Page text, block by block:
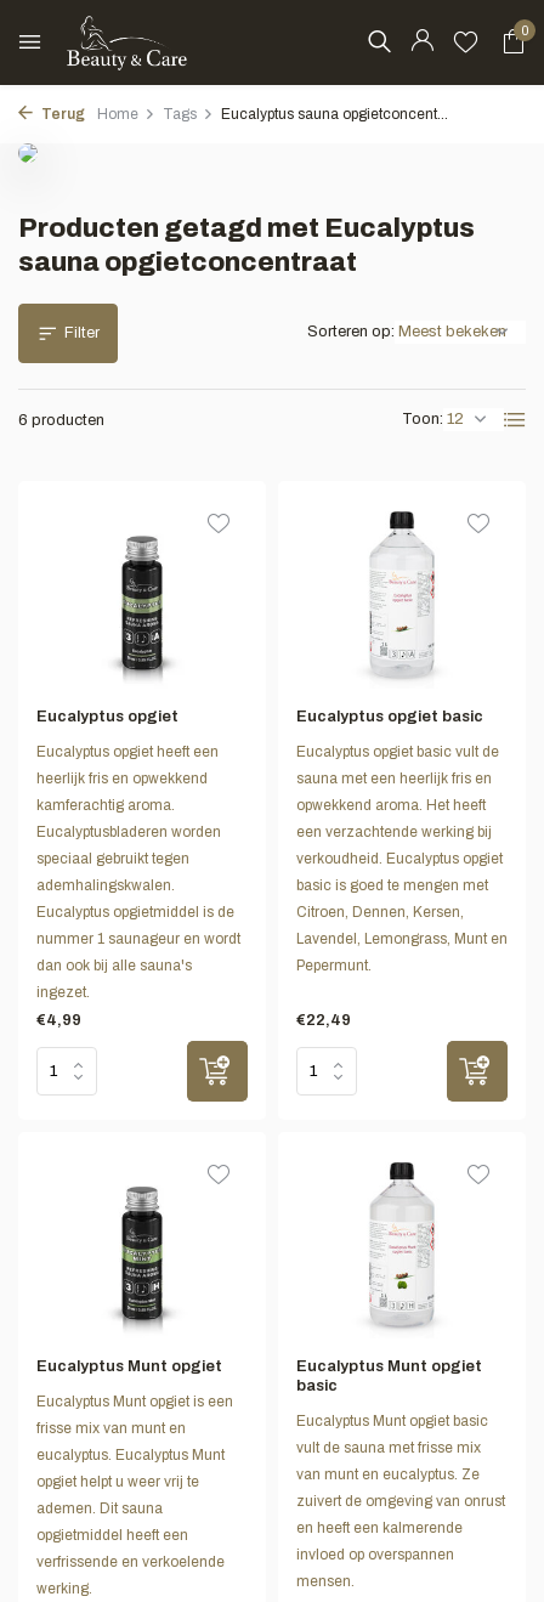
0
Terug Home Tags Eucalyptus sauna opgietconcent...
Producten getagd met Eucalyptus
sauna opgietconcentraat
Filter
6 producten Toon:
Sorteren op:
Eucalyptus opgiet
Eucalyptus opgiet heeft een
heerlijk fris en opwekkend
kamferachtig aroma.
Eucalyptusbladeren worden
speciaal gebruikt tegen
ademhalingskwalen.
Eucalyptus opgietmiddel is de
nummer 1 saunageur en wordt
dan ook bij alle sauna's
ingezet.
€4,99
Eucalyptus opgiet basic
Eucalyptus opgiet basic vult de
sauna met een heerlijk fris en
opwekkend aroma. Het heeft
een verzachtende werking bij
verkoudheid. Eucalyptus opgiet
basic is goed te mengen met
Citroen, Dennen, Kersen,
Lavendel, Lemongrass, Munt en
Pepermunt.
€22,49
Eucalyptus Munt opgiet
Eucalyptus Munt opgiet is een
frisse mix van munt en
eucalyptus. Eucalyptus Munt
opgiet helpt u weer vrij te
ademen. Dit sauna
opgietmiddel heeft een
verfrissende en verkoelende
werking.
Eucalyptus Munt opgiet
basic
Eucalyptus Munt opgiet basic
vult de sauna met frisse mix
van munt en eucalyptus. Ze
zuivert de omgeving van onrust
en heeft een kalmerende
invloed op overspannen
mensen.